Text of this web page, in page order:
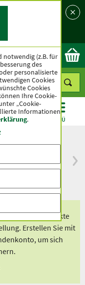
MENÜ
seit
exklusiven Produkte
Erstellen Sie mit
um sich
notwendig (z.B. für
des
personalisierte
Cookies
Cookies
Ihre Cookie-
„Cookie-
Informationen
.